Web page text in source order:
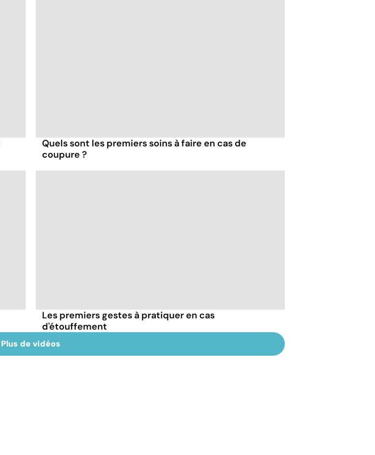
Quels sont les premiers soins à faire en cas de
coupure ?
Les premiers gestes à pratiquer en cas
d'étouffement
Plus de vidéos